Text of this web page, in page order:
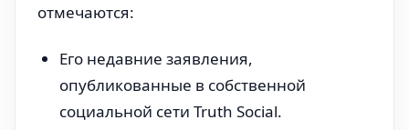
отмечаются:
Его недавние заявления,
опубликованные в собственной
социальной сети Truth Social.